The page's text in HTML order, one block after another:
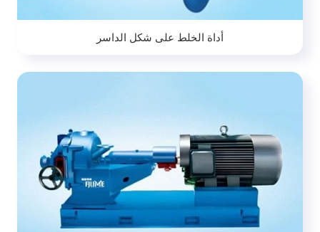
أداة الخلط على شكل الداسر